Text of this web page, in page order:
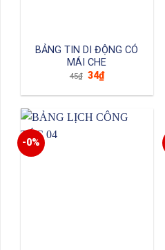
BẢNG TIN DI ĐỘNG CÓ
MÁI CHE
45₫ Giá
là:
34₫Giá
tại
34₫.
-0%